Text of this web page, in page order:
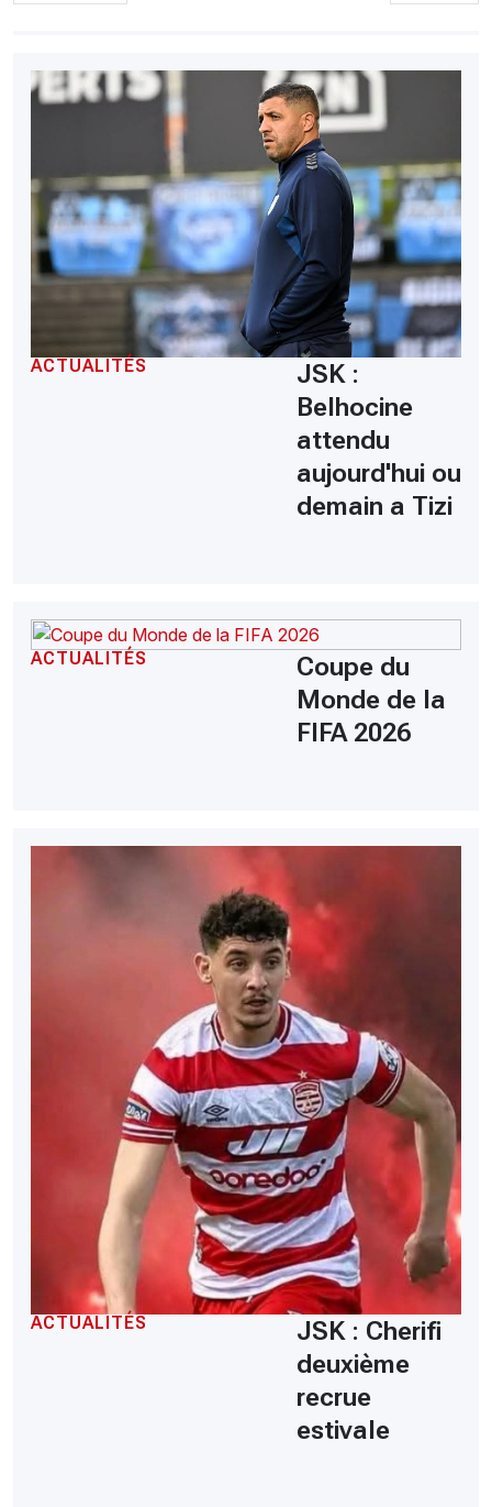
ACTUALITÉS
JSK :
Belhocine
attendu
aujourd'hui ou
demain a Tizi
ACTUALITÉS
Coupe du
Monde de la
FIFA 2026
ACTUALITÉS
JSK : Cherifi
deuxième
recrue
estivale